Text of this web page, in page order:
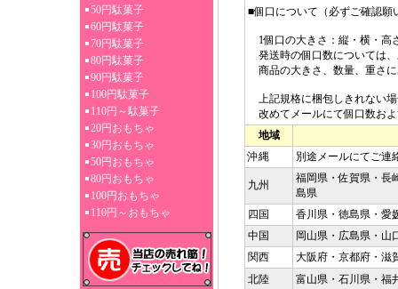
50円駄菓子
60円駄菓子
70円駄菓子
80円駄菓子
90円駄菓子
100円駄菓子
110円～駄菓子
20円おもちゃ
30円おもちゃ
50円おもちゃ
80円おもちゃ
100円おもちゃ
110円～おもちゃ
■個口について（必ずご確認願
1個口の大きさ：縦・横・高
発送時の個口数については
商品の大きさ、数量、重さ
上記規格に梱包しきれない
改めてメールにて個口数お
地域
沖縄
別途メールにてご連
九州
福岡県・佐賀県・長
島県
四国
香川県・徳島県・愛
中国
岡山県・広島県・山
関西
大阪府・京都府・滋
北陸
富山県・石川県・福